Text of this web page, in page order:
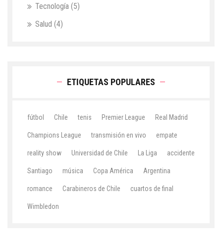
Tecnología (5)
Salud (4)
ETIQUETAS POPULARES
fútbol Chile tenis Premier League Real Madrid
Champions League transmisión en vivo empate
reality show Universidad de Chile La Liga accidente
Santiago música Copa América Argentina
romance Carabineros de Chile cuartos de final
Wimbledon